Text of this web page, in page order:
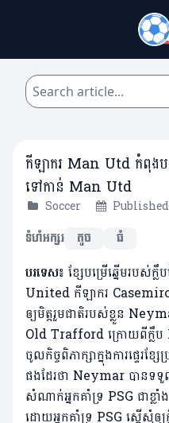
កីឡាករ Man Utd កំពុងប
ទៅកាន់ Man Utd
Soccer
ទំហំអក្សរ
តូច ធំ
បរទេស៖ ខ្សែបម្រើឆ្នើមរប
United កីឡាករ
ឲ្យមិត្តរួមជាតិរបស់ខ្លួន
Old Trafford ក្រោយពីក្លឹ
ចូលកិច្ចពិភាក្សាក្នុងការផ្ទេរខ្
ផងដែរថា ​Neymar បានទទួល
សំណាក់អ្នកគាំទ្រ PSG ជាខ្
ដោយអ្នកគាំទ្រ PSG ស្នើសុំឲ្